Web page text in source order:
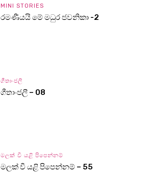
MINI STORIES
රමණීයයි මේ මධුර ජවනිකා -2
ගීතාංජලී
ගීතාංජලී – 08
මලක් වී යළි පිපෙන්නම්
මලක් වී යළි පිපෙන්නම් – 55